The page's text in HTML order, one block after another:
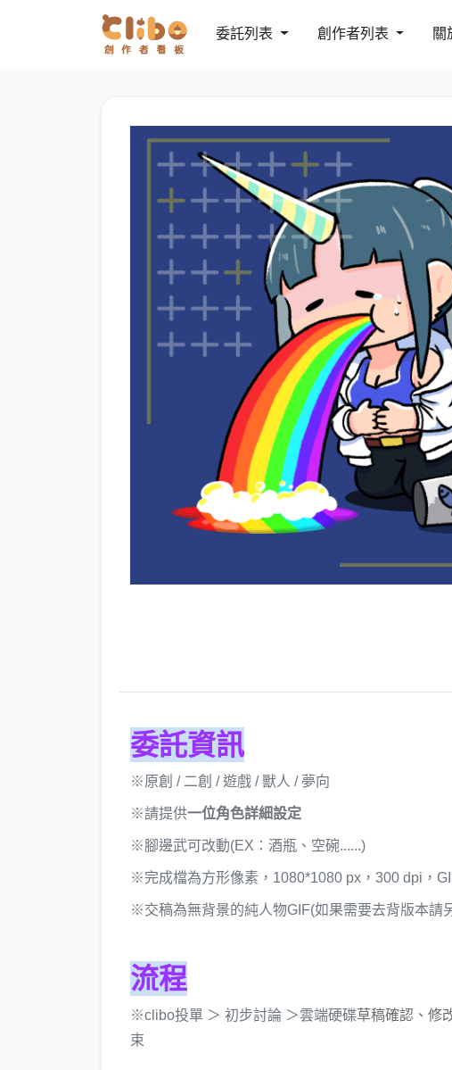
委託列表 創作者列表 關
委託資訊
※原創 / 二創 / 遊戲 / 獸人 / 夢向
※請提供一位角色詳細設定
※腳邊武可改動(EX：酒瓶、空碗......)
※完成檔為方形像素，1080*1080 px，300 dpi，
※交稿為無背景的純人物GIF(如果需要去背版本請
流程
※clibo投單 ＞ 初步討論 ＞雲端硬碟草稿確認、修
束